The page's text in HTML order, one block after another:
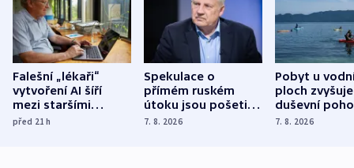
Falešní „lékaři“
vytvoření AI šíří
mezi staršími
Poláky nebezpečné
před 21h
Spekulace o
přímém ruském
útoku jsou pošetilé,
míní estonský
7. 8. 2026
Pobyt u
ploch zvyšuje
duševní
ukázala
7. 8. 2026